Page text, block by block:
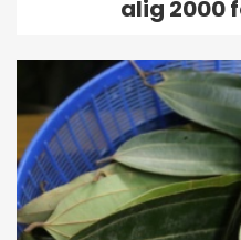
alig 2000